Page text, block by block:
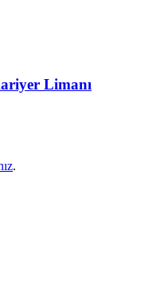
Limanı
.